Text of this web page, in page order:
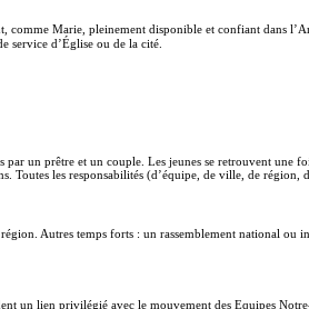
comme Marie, pleinement disponible et confiant dans
service d’Église ou de la cité.
par un prêtre et un couple. Les jeunes se retrouvent
les responsabilités (d’équipe, de ville, de région,
Autres temps forts : un rassemblement national
un lien privilégié avec le mouvement des Equipes